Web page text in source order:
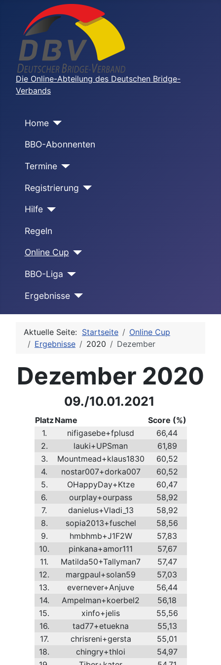
Die Online-Abteilung des Deutschen Bridge-
Verbands
Home
BBO-Abonnenten
Termine
Registrierung
Hilfe
Regeln
Online Cup
BBO-Liga
Ergebnisse
Aktuelle Seite: Startseite
Online Cup
Ergebnisse
2020 Dezember
Dezember 2020
09./10.01.2021
PlatzName
Score (%)
1.
nifigasebe+fplusd
66,44
2.
lauki+UPSman
61,89
3.
Mountmead+klaus1830
60,52
4.
nostar007+dorka007
60,52
5.
OHappyDay+Ktze
60,47
6.
ourplay+ourpass
58,92
7.
danielus+Vladi_13
58,92
8.
sopia2013+fuschel
58,56
9.
hmbhmb+J1F2W
57,83
10.
pinkana+amor111
57,67
11.
Matilda50+Tallyman7
57,47
12.
margpaul+solan59
57,03
13.
evernever+Anjuve
56,44
14.
Ampelman+koerbel2
56,18
15.
xinfo+jelis
55,56
16.
tad77+etuekna
55,13
17.
chrisreni+gersta
55,01
18.
chingry+thloi
54,97